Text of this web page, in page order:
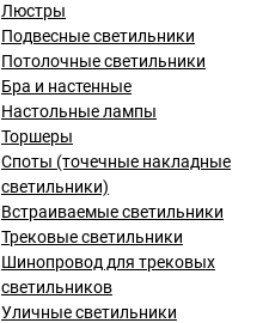
Люстры
Подвесные светильники
Потолочные светильники
Бра и настенные
Настольные лампы
Торшеры
Споты (точечные накладные
светильники)
Встраиваемые светильники
Трековые светильники
Шинопровод для трековых
светильников
Уличные светильники